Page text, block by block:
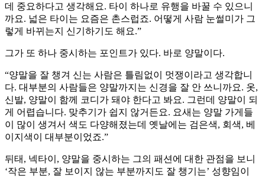
데 중요하다고 생각해요. 타이 하나로 유행을 바꿀 수 있으니
까요. 넓은 타이는 요즘은 촌스럽죠. 어떻게 사람 눈썰미가 그
렇게 바뀌는지 신기하기도 해요.”
그가 또 하나 중시하는 포인트가 있다. 바로 양말이다.
“양말을 잘 챙겨 신는 사람은 틀림없이 멋쟁이라고 생각합니
다. 대부분의 사람들은 양말까지는 신경을 잘 안 쓰니까요. 옷,
신발, 양말이 함께 코디가 돼야 한다고 봐요. 그런데 양말이 되
게 어렵습니다. 맞추기가 쉽지 않거든요. 요새는 양말 가게들
이 많이 생겨서 색도 다양해졌는데 옛날에는 검은색, 회색, 베
이지색이 대부분이었죠.”
뒤태, 넥타이, 양말을 중시하는 그의 패션에 대한 관점을 보니
‘작은 부분, 잘 보이지 않는 부분까지도 잘 챙기는’ 성향임이